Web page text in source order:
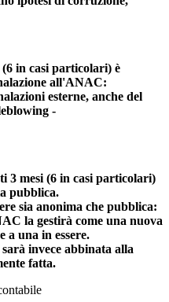
(6 in casi particolari) è
all'ANAC:
esterne, anche del
-
3 mesi (6 in casi particolari)
pubblica.
sia anonima che pubblica:
la gestirà come una nuova
a una in essere.
invece abbinata alla
fatta.